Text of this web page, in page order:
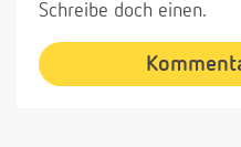
Schreibe doch einen.